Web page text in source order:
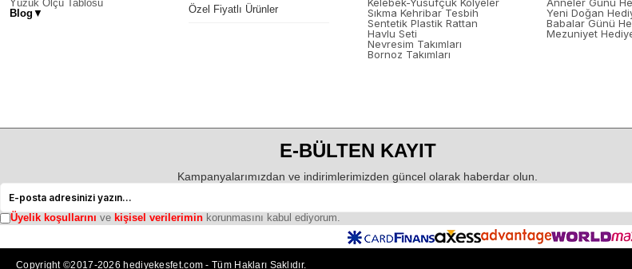
Yüzük Ölçü Tablosu
Blog ▼
Özel Fiyatlı Ürünler
Sıkma Kehribar Tesbih
Sentetik Plastik Rattan
Havlu Seti
Nevresim Takımları
Bornoz Takımları
Yeni Doğan
Babalar Günü
Mezuniyet
E-BÜLTEN KAYIT
Kampanyalarımızdan ve indirimlerimizden güncel olarak haberdar olun.
Üyelik koşullarını ve kişisel verilerimin korunmasını kabul ediyorum.
Copyright ©2017-2026 hediyekesfet.com - Tüm Hakları Saklıdır.